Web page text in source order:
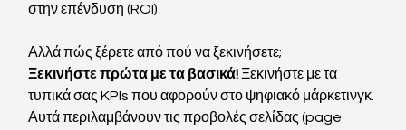
στην επένδυση (ROI).
Αλλά πώς ξέρετε από πού να ξεκινήσετε;
Ξεκινήστε πρώτα με τα βασικά! Ξεκινήστε με τα
τυπικά σας KPIs που αφορούν στο ψηφιακό μάρκετινγκ.
Αυτά περιλαμβάνουν τις προβολές σελίδας (page